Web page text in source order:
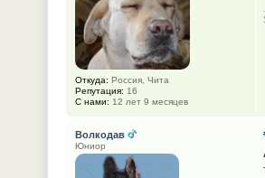
Откуда: Россия, Чита
Репутация: 16
С нами: 12 лет 9 месяцев
Волкодав
Юниор